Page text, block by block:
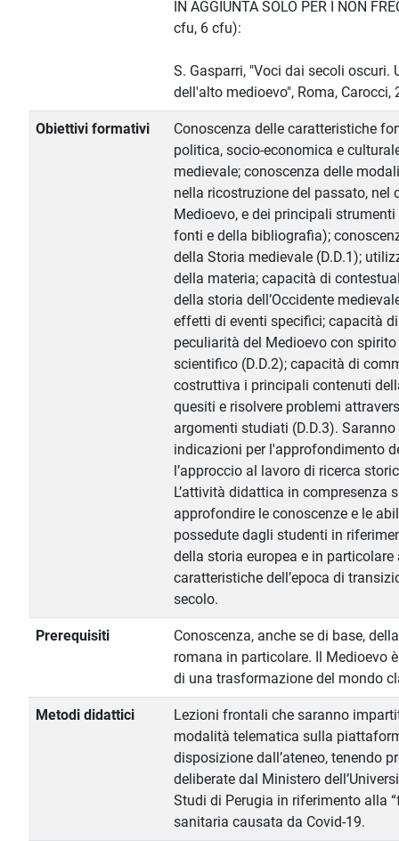
IN AGGIUNTA SOLO PER I NON
cfu, 6 cfu):
S. Gasparri, "Voci dai secoli oscuri.
dell'alto medioevo", Roma, Carocci,
Obiettivi formativi
Conoscenza delle caratteristiche
politica, socio-economica e
medievale; conoscenza delle
nella ricostruzione del passato, nel
Medioevo, e dei principali
fonti e della bibliografia);
della Storia medievale (D.D.1);
della materia; capacità di
della storia dell’Occidente
effetti di eventi specifici; capacità
peculiarità del Medioevo con
scientifico (D.D.2); capacità di
costruttiva i principali contenuti
quesiti e risolvere problemi
argomenti studiati (D.D.3).
indicazioni per l'approfondimento
l’approccio al lavoro di ricerca
L’attività didattica in compresenza
approfondire le conoscenze e le
possedute dagli studenti in
della storia europea e in
caratteristiche dell’epoca di
secolo.
Prerequisiti
Conoscenza, anche se di base,
romana in particolare. Il Medioevo
di una trasformazione del mondo
Metodi didattici
Lezioni frontali che saranno
modalità telematica sulla
disposizione dall’ateneo, tenendo
deliberate dal Ministero
Studi di Perugia in riferimento alla
sanitaria causata da Covid-19.